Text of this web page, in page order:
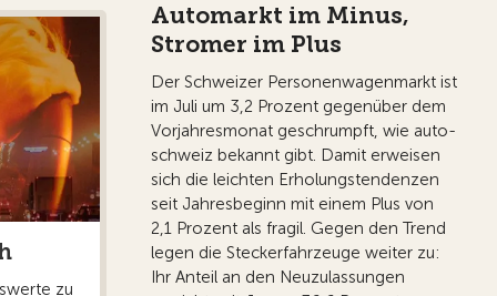
zu
Automarkt im Minus,
Stromer im Plus
Der Schweizer Personenwagenmarkt ist
im Juli um 3,2 Prozent gegenüber dem
Vorjahresmonat geschrumpft, wie auto-
schweiz bekannt gibt. Damit erweisen
sich die leichten Erholungstendenzen
seit Jahresbeginn mit einem Plus von
2,1 Prozent als fragil. Gegen den Trend
legen die Steckerfahrzeuge weiter zu:
Ihr Anteil an den Neuzulassungen